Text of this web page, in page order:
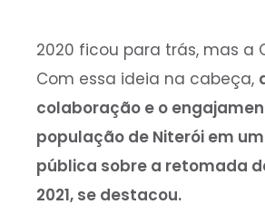
2020 ficou para trás, mas a
Com essa ideia na cabeça,
colaboração e o
população de Niterói em
pública sobre a retomada
2021, se destacou.